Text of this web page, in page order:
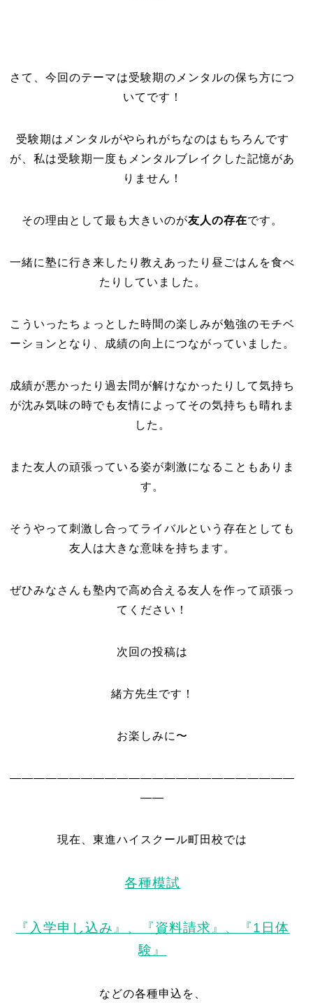
さて、今回のテーマは受験期のメンタルの保ち方につ
いてです！
受験期はメンタルがやられがちなのはもちろんです
が、私は受験期一度もメンタルブレイクした記憶があ
りません！
その理由として最も大きいのが友人の存在です。
一緒に塾に行き来したり教えあったり昼ごはんを食べ
たりしていました。
こういったちょっとした時間の楽しみが勉強のモチベ
ーションとなり、成績の向上につながっていました。
成績が悪かったり過去問が解けなかったりして気持ち
が沈み気味の時でも友情によってその気持ちも晴れま
した。
また友人の頑張っている姿が刺激になることもありま
す。
そうやって刺激し合ってライバルという存在としても
友人は大きな意味を持ちます。
ぜひみなさんも塾内で高め合える友人を作って頑張っ
てください！
次回の投稿は
緒方先生です！
お楽しみに〜
————————————————————————
——
現在、東進ハイスクール町田校では
各種模試
『入学申し込み』、 『資料請求』、
『1日体
験』
などの各種申込を、